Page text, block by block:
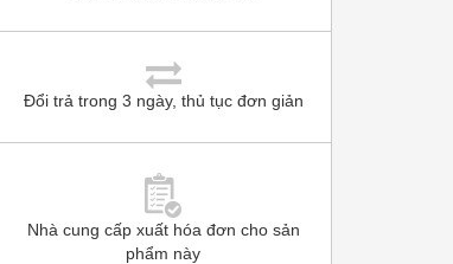
Đổi trả trong 3 ngày, thủ tục đơn giản
Nhà cung cấp xuất hóa đơn cho sản
phẩm này